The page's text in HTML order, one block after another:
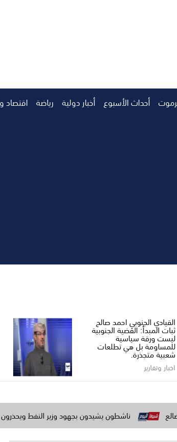
أحداث الأسبوع أخبار دولية رياضة اقتصاد
القيادي الجنوبي احمد صالح ​
ثبات المبدأ: القضية الجنوبية
ليست ورقة سياسية
للمساومة بل هي تطلعات
شعبية متجذرة.
اخبار وتقارير
ناشطون يشيدون بجهود وزير النفط ويحذرون من حملات